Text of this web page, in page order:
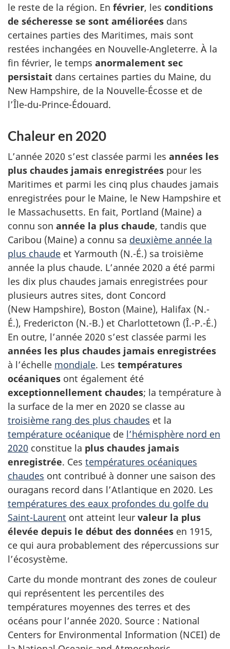
le reste de la région. En février, les conditions
de sécheresse se sont améliorées dans
certaines parties des Maritimes, mais sont
restées inchangées en Nouvelle-Angleterre. À la
fin février, le temps anormalement sec
persistait dans certaines parties du Maine, du
New Hampshire, de la Nouvelle-Écosse et de
l’Île-du-Prince-Édouard.
Chaleur en 2020
L’année 2020 s’est classée parmi les années les
plus chaudes jamais enregistrées pour les
Maritimes et parmi les cinq plus chaudes jamais
enregistrées pour le Maine, le New Hampshire et
le Massachusetts. En fait, Portland (Maine) a
connu son année la plus chaude, tandis que
Caribou (Maine) a connu sa deuxième année la
plus chaude et Yarmouth (N.-É.) sa troisième
année la plus chaude. L’année 2020 a été parmi
les dix plus chaudes jamais enregistrées pour
plusieurs autres sites, dont Concord
(New Hampshire), Boston (Maine), Halifax (N.-
É.), Fredericton (N.-B.) et Charlottetown (Î.-P.-É.)
En outre, l’année 2020 s’est classée parmi les
années les plus chaudes jamais enregistrées
à l’échelle mondiale. Les températures
océaniques ont également été
exceptionnellement chaudes; la température à
la surface de la mer en 2020 se classe au
troisième rang des plus chaudes et la
température océanique de l’hémisphère nord en
2020 constitue la plus chaudes jamais
enregistrée. Ces températures océaniques
chaudes ont contribué à donner une saison des
ouragans record dans l’Atlantique en 2020. Les
températures des eaux profondes du golfe du
Saint-Laurent ont atteint leur valeur la plus
élevée depuis le début des données en 1915,
ce qui aura probablement des répercussions sur
l’écosystème.
Carte du monde montrant des zones de couleur
qui représentent les percentiles des
températures moyennes des terres et des
océans pour l’année 2020. Source : National
Centers for Environmental Information (NCEI) de